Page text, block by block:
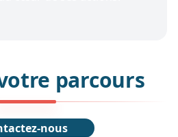
parcours
nous